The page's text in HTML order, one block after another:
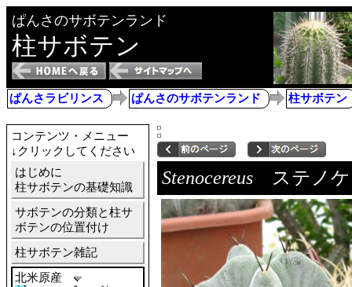
ぱんさのサボテンランド
柱サボテン
ぱんさラビリンス ぱんさのサボテンランド 柱サボテン
コンテンツ・メニュー
↓クリックしてください
はじめに
柱サボテンの基礎知識
サボテンの分類と柱サ
ボテンの位置付け
柱サボテン雑記
北米原産
Stenocereus ステノケ